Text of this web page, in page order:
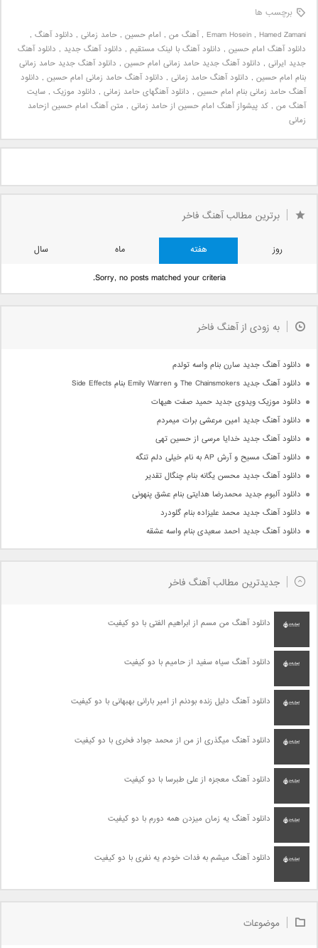
برچسب ها
Emam Hosein , Hamed Zamani
,آهنگ من , امام حسین , حامد زمانی , دانلود آهنگ ,
دانلود آهنگ امام حسین , دانلود آهنگ با لینک مستقیم , دانلود آهنگ جدید , دانلود آهنگ
جدید ایرانی , دانلود آهنگ جدید حامد زمانی امام حسین , دانلود آهنگ جدید حامد زمانی
بنام امام حسین , دانلود آهنگ حامد زمانی , دانلود آهنگ حامد زمانی امام حسین , دانلود
آهنگ حامد زمانی بنام امام حسین , دانلود آهنگهای حامد زمانی , دانلود موزیک , سایت
آهنگ من , کد پیشواز آهنگ امام حسین از حامد زمانی , متن آهنگ امام حسین ازحامد
زمانی
برترین مطالب آهنگ فاخر
روز هفته ماه
سال
Sorry, no posts matched your criteria.
به زودی از آهنگ فاخر
دانلود آهنگ جدید سارن بنام واسه تولدم
دانلود آهنگ جدید The Chainsmokers و Emily Warren بنام Side Effects
دانلود موزیک ویدوی جدید حمید صفت هیهات
دانلود آهنگ جدید امین مرعشی برات میمردم
دانلود آهنگ جدید خدایا مرسی از حسین تهی
دانلود آهنگ مسیح و آرش AP به نام خیلی دلم تنگه
دانلود آهنگ جدید محسن یگانه بنام چنگال تقدیر
دانلود آلبوم جدید محمدرضا هدایتی بنام عشق پنهونی
دانلود آهنگ جدید محمد علیزاده بنام گلودرد
دانلود آهنگ جدید احمد سعیدی بنام واسه عشقه
جدیدترین مطالب آهنگ فاخر
دانلود آهنگ من مسم از ابراهیم الفتی با دو کیفیت
دانلود آهنگ سیاه سفید از حامیم با دو کیفیت
دانلود آهنگ دلیل زنده بودنم از امیر بارانی بهبهانی با دو کیفیت
دانلود آهنگ میگذری از من از محمد جواد فخری با دو کیفیت
دانلود آهنگ معجزه از علی طبرسا با دو کیفیت
دانلود آهنگ یه زمان میزدن همه دورم با دو کیفیت
دانلود آهنگ میشم به فدات خودم یه نفری با دو کیفیت
موضوعات